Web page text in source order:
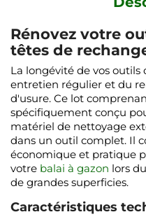
Rénovez votre
têtes de
La longévité de vos
entretien régulier et du
d'usure. Ce lot
spécifiquement conçu
matériel de nettoyage
dans un outil complet. Il
économique et pratique
votre balai à gazon lors
de grandes superficies.
Caractéristiques